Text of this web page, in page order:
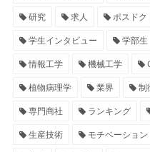
研究 求人 ポスドク
学生インタビュー 学部生
情報工学 機械工学
植物病理学 業界 制
専門商社 ランキング
生産技術 モチベーション